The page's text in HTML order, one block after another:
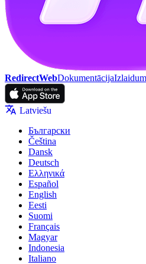
RedirectWebDokumentācija
Latviešu
Български
Čeština
Dansk
Deutsch
Ελληνικά
Español
English
Eesti
Suomi
Français
Magyar
Indonesia
Italiano